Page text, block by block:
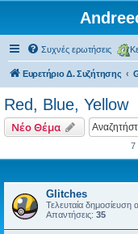
Συχνές ερωτήσεις
Ευρετήριο Δ. Συζήτησης
Red, Blue, Yellow
Νέο Θέμα
7
Glitches
Τελευταία δημοσίευση
Απαντήσεις: 35